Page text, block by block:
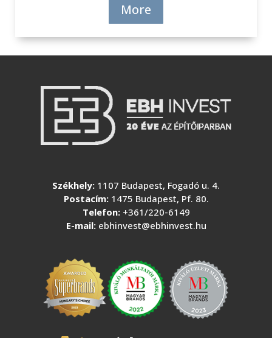
More
Székhely: 1107 Budapest, Fogadó u. 4.
Postacím:1475 Budapest, Pf. 80.
Telefon: +361/220-6149
E-mail: ebhinvest@ebhinvest.hu